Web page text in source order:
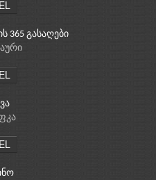
365 გასაღები